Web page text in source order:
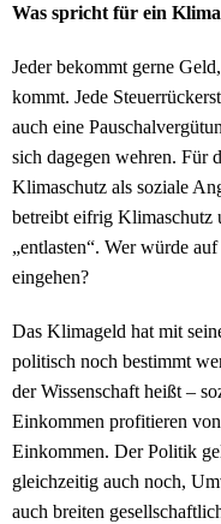
Was spricht für ein
Jeder bekommt gerne
kommt. Jede
auch eine
sich dagegen wehren. Für
Klimaschutz als soziale
betreibt eifrig Klimaschutz
„entlasten“. Wer würde
eingehen?
Das Klimageld hat mit
politisch noch bestimmt
der Wissenschaft heißt –
Einkommen profitieren
Einkommen. Der Politik
gleichzeitig auch noch,
auch breiten